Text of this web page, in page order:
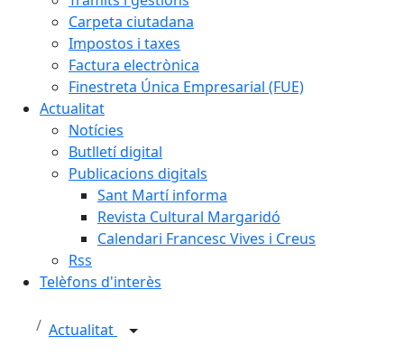
Carpeta ciutadana
Impostos i taxes
Factura electrònica
Finestreta Única Empresarial (FUE)
Actualitat
Notícies
Butlletí digital
Publicacions digitals
Sant Martí informa
Revista Cultural Margaridó
Calendari Francesc Vives i Creus
Rss
Telèfons d'interès
Actualitat